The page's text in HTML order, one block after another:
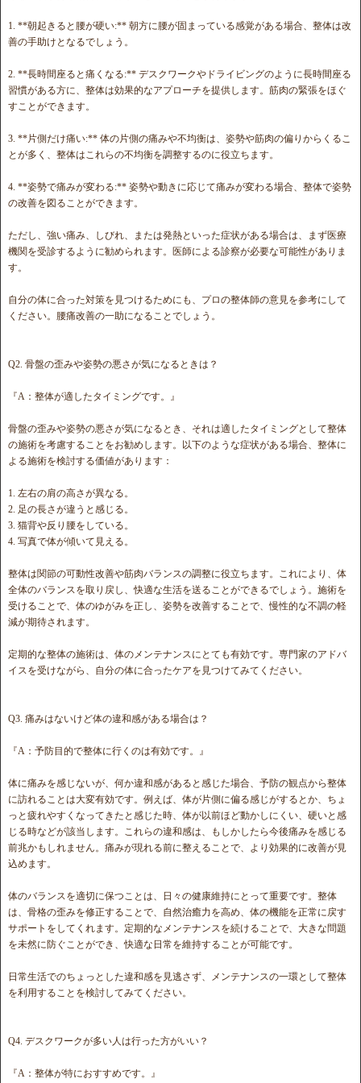
1. **朝起きると腰が硬い:** 朝方に腰が固まっている感覚がある場合、整体は改
善の手助けとなるでしょう。
2. **長時間座ると痛くなる:** デスクワークやドライビングのように長時間座る
習慣がある方に、整体は効果的なアプローチを提供します。筋肉の緊張をほぐ
すことができます。
3. **片側だけ痛い:** 体の片側の痛みや不均衡は、姿勢や筋肉の偏りからくるこ
とが多く、整体はこれらの不均衡を調整するのに役立ちます。
4. **姿勢で痛みが変わる:** 姿勢や動きに応じて痛みが変わる場合、整体で姿勢
の改善を図ることができます。
ただし、強い痛み、しびれ、または発熱といった症状がある場合は、まず医療
機関を受診するように勧められます。医師による診察が必要な可能性がありま
す。
自分の体に合った対策を見つけるためにも、プロの整体師の意見を参考にして
ください。腰痛改善の一助になることでしょう。
Q2. 骨盤の歪みや姿勢の悪さが気になるときは？
『A：整体が適したタイミングです。』
骨盤の歪みや姿勢の悪さが気になるとき、それは適したタイミングとして整体
の施術を考慮することをお勧めします。以下のような症状がある場合、整体に
よる施術を検討する価値があります：
1. 左右の肩の高さが異なる。
2. 足の長さが違うと感じる。
3. 猫背や反り腰をしている。
4. 写真で体が傾いて見える。
整体は関節の可動性改善や筋肉バランスの調整に役立ちます。これにより、体
全体のバランスを取り戻し、快適な生活を送ることができるでしょう。施術を
受けることで、体のゆがみを正し、姿勢を改善することで、慢性的な不調の軽
減が期待されます。
定期的な整体の施術は、体のメンテナンスにとても有効です。専門家のアドバ
イスを受けながら、自分の体に合ったケアを見つけてみてください。
Q3. 痛みはないけど体の違和感がある場合は？
『A：予防目的で整体に行くのは有効です。』
体に痛みを感じないが、何か違和感があると感じた場合、予防の観点から整体
に訪れることは大変有効です。例えば、体が片側に偏る感じがするとか、ちょ
っと疲れやすくなってきたと感じた時、体が以前ほど動かしにくい、硬いと感
じる時などが該当します。これらの違和感は、もしかしたら今後痛みを感じる
前兆かもしれません。痛みが現れる前に整えることで、より効果的に改善が見
込めます。
体のバランスを適切に保つことは、日々の健康維持にとって重要です。整体
は、骨格の歪みを修正することで、自然治癒力を高め、体の機能を正常に戻す
サポートをしてくれます。定期的なメンテナンスを続けることで、大きな問題
を未然に防ぐことができ、快適な日常を維持することが可能です。
日常生活でのちょっとした違和感を見逃さず、メンテナンスの一環として整体
を利用することを検討してみてください。
Q4. デスクワークが多い人は行った方がいい？
『A：整体が特におすすめです。』